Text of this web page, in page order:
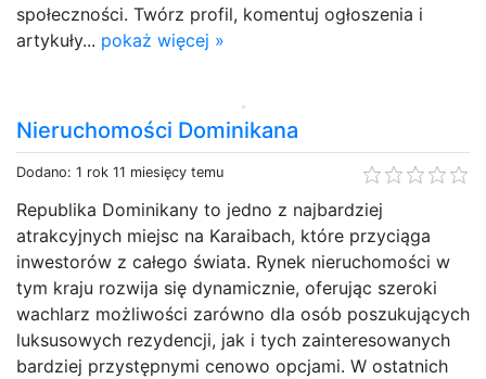
społeczności. Twórz profil, komentuj ogłoszenia i
artykuły... pokaż więcej »
Nieruchomości Dominikana
Dodano: 1 rok 11 miesięcy temu
Republika Dominikany to jedno z najbardziej
atrakcyjnych miejsc na Karaibach, które przyciąga
inwestorów z całego świata. Rynek nieruchomości w
tym kraju rozwija się dynamicznie, oferując szeroki
wachlarz możliwości zarówno dla osób poszukujących
luksusowych rezydencji, jak i tych zainteresowanych
bardziej przystępnymi cenowo opcjami. W ostatnich